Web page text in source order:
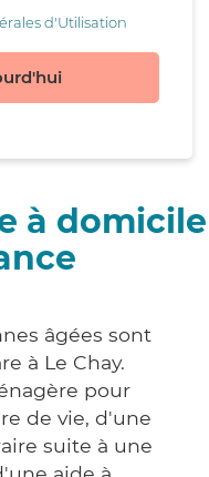
d'Utilisation
à domicile
âgées sont
à Le Chay.
pour
de vie, d'une
suite à une